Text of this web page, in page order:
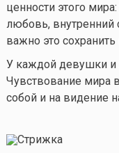
ценности этого
любовь, внутренний
важно это сохранить
У каждой девушки
Чувствование мира
собой и на видение